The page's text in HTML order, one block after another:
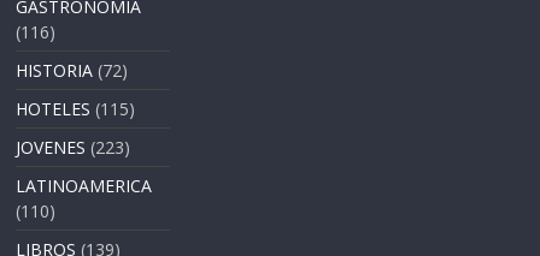
GASTRONOMÍA
(116)
HISTORIA (72)
HOTELES (115)
JOVENES (223)
LATINOAMERICA
(110)
LIBROS (139)